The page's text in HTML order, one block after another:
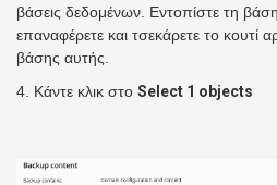
βάσεις δεδομένων. Εντοπίστε τη
επαναφέρετε και τσεκάρετε το κουτί
βάσης αυτής.
4. Κάντε κλικ στο Select 1 objects